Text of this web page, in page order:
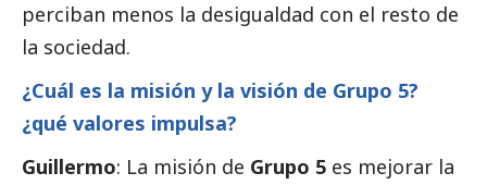
perciban menos la desigualdad con el resto de
la sociedad.
¿Cuál es la misión y la visión de Grupo 5?
¿qué valores impulsa?
Guillermo: La misión de Grupo 5 es mejorar la